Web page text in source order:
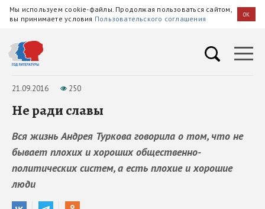
Мы используем cookie-файлы. Продолжая пользоваться сайтом,
вы принимаете условия Пользовательского соглашения OK
21.09.2016 250
Не ради славы
Вся жизнь Андрея Туркова говорила о том, что не
бывает плохих и хороших общественно-
политических систем, а есть плохие и хорошие
люди